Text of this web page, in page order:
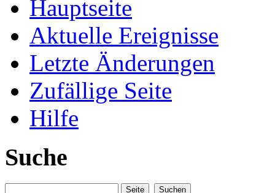
Hauptseite
Aktuelle Ereignisse
Letzte Änderungen
Zufällige Seite
Hilfe
Suche